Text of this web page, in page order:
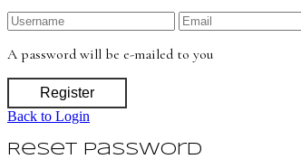
A password will be e-mailed to you
Register
Back to Login
Reset Password